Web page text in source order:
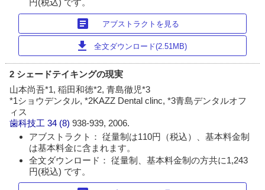
円(税込) です。
article アブストラクトを見る
download 全文ダウンロード(2.51MB)
2 シェードテイキングの現実
山本尚吾*1, 稲田和徳*2, 青島徹児*3
*1ショウデンタル, *2KAZZ Dental clinc, *3青島デンタルオフ
ィス
歯科技工 34 (8)938-939, 2006.
アブストラクト： 従量制は110円（税込）、基本料金制
は基本料金に含まれます。
全文ダウンロード： 従量制、基本料金制の方共に1,243
円(税込) です。